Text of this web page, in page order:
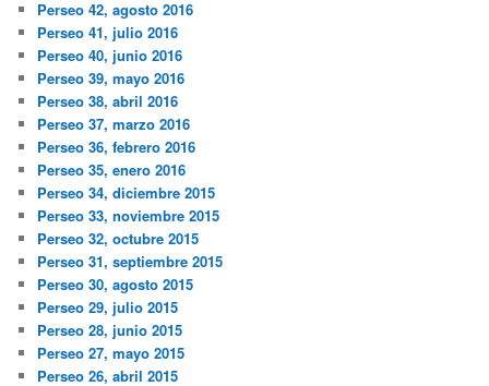
Perseo 42, agosto 2016
Perseo 41, julio 2016
Perseo 40, junio 2016
Perseo 39, mayo 2016
Perseo 38, abril 2016
Perseo 37, marzo 2016
Perseo 36, febrero 2016
Perseo 35, enero 2016
Perseo 34, diciembre 2015
Perseo 33, noviembre 2015
Perseo 32, octubre 2015
Perseo 31, septiembre 2015
Perseo 30, agosto 2015
Perseo 29, julio 2015
Perseo 28, junio 2015
Perseo 27, mayo 2015
Perseo 26, abril 2015